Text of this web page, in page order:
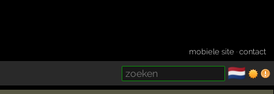
mobiele site ·contact
🇳🇱